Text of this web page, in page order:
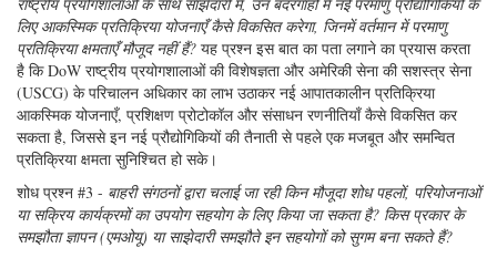
राष्ट्रीय प्रयोगशालाओं के साथ साझेदारी में, उन बंदरगाहों में नई परमाणु प्रौद्योगिकियों के
लिए आकस्मिक प्रतिक्रिया योजनाएँ कैसे विकसित करेगा, जिनमें वर्तमान में परमाणु
प्रतिक्रिया क्षमताएँ मौजूद नहीं हैं? यह प्रश्न इस बात का पता लगाने का प्रयास करता
है कि DoW राष्ट्रीय प्रयोगशालाओं की विशेषज्ञता और अमेरिकी सेना की सशस्त्र सेना
(USCG) के परिचालन अधिकार का लाभ उठाकर नई आपातकालीन प्रतिक्रिया
आकस्मिक योजनाएँ, प्रशिक्षण प्रोटोकॉल और संसाधन रणनीतियाँ कैसे विकसित कर
सकता है, जिससे इन नई प्रौद्योगिकियों की तैनाती से पहले एक मजबूत और समन्वित
प्रतिक्रिया क्षमता सुनिश्चित हो सके।
शोध प्रश्न #3 - बाहरी संगठनों द्वारा चलाई जा रही किन मौजूदा शोध पहलों, परियोजनाओं
या सक्रिय कार्यक्रमों का उपयोग सहयोग के लिए किया जा सकता है? किस प्रकार के
समझौता ज्ञापन (एमओयू) या साझेदारी समझौते इन सहयोगों को सुगम बना सकते हैं?